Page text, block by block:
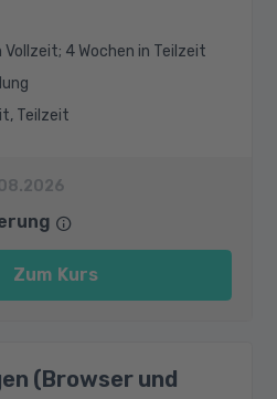
Vollzeit; 4 Wochen in Teilzeit
Teilzeit
Zum Kurs
(Browser und